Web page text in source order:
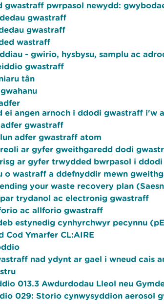
gwastraff pwrpasol newydd:
gwastraff
gwastraff
wastraff
- gwirio, hysbysu, samplu ac
gwastraff
tân
ei angen arnoch i ddodi gwastraff i'w
gwastraff
adfer gwastraff atom
ar gyfer gweithgaredd dodi
risg ar gyfer trwydded bwrpasol i
o wastraff a ddefnyddir mewn
your waste recovery plan
trydanol ac electronig gwastraff
ac allforio gwastraff
estynedig cynhyrchwyr pecynnu
Cod Ymarfer CL:AIRE
nad ydynt ar gael i wneud cais
013.3 Awdurdodau Lleol neu
029: Storio cynwysyddion aerosol